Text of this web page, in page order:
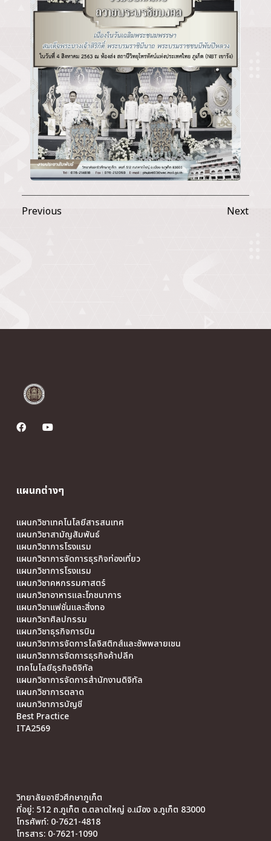
Previous Next
แผนกต่างๆ
แผนกวิชาเทคโนโลยีสารสนเทศ
แผนกวิชาสามัญสัมพันธ์
แผนกวิชาการโรงแรม
แผนกวิชาการจัดการธุรกิจท่องเที่ยว
แผนกวิชาการโรงแรม
แผนกวิชาคหกรรมศาสตร์
แผนกวิชาอาหารและโภชนาการ
แผนกวิชาแฟชั่นและสิ่งทอ
แผนกวิชาศิลปกรรม
แผนกวิชาธุรกิจการบิน
แผนกวิชาการจัดการโลจิสติกส์และซัพพลายเชน
แผนกวิชาการจัดการธุรกิจค้าปลีก
เทคโนโลยีธุรกิจดิจิทัล
แผนกวิชาการจัดการสำนักงานดิจิทัล
แผนกวิชาการตลาด
แผนกวิชาการบัญชี
Best Practice
ITA2569
วิทยาลัยอาชีวศึกษาภูเก็ต
ที่อยู่: 512 ถ.ภูเก็ต ต.ตลาดใหญ่ อ.เมือง จ.ภูเก็ต 83000
โทรศัพท์: 0-7621-4818
โทรสาร: 0-7621-1090